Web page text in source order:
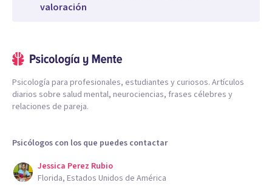
valoración
Psicología para profesionales, estudiantes y curiosos. Artículos
diarios sobre salud mental, neurociencias, frases célebres y
relaciones de pareja.
Psicólogos con los que puedes contactar
Jessica Perez Rubio
Florida, Estados Unidos de América